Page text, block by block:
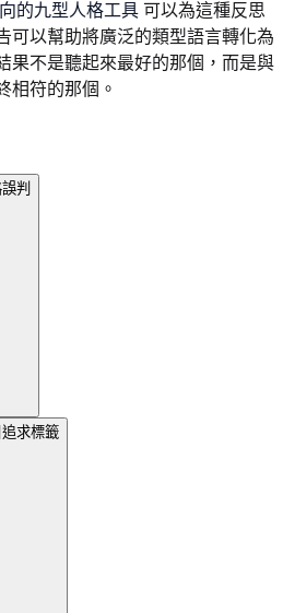
的九型人格工具 可以為這種反思
可以幫助將廣泛的類型語言轉化為
果不是聽起來最好的那個，而是與
相符的那個。
判
求標籤